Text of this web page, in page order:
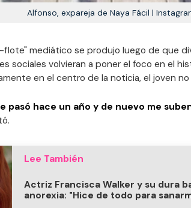
Alfonso, expareja de Naya Fácil |
flote" mediático se produjo luego de que
sociales volvieran a poner el foco en el
en el centro de la noticia, el joven
pasó hace un año y de nuevo me
Lee También
Actriz Francisca Walker y su dura
anorexia: "Hice de todo para